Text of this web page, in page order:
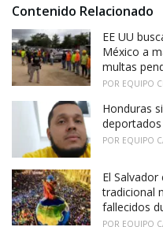
i
s
:
Contenido Relacionado
EE UU
México a
multas
POR EQUIPO
Honduras
deportados
POR EQUIPO
El
tradicional
fallecidos
POR EQUIPO